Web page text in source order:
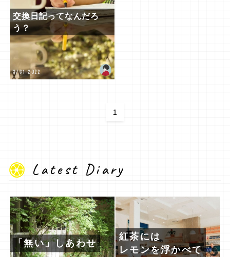
交換日記ってなんだろ
う？
3/31 2022
1
Latest Diary
「無い」しあわせ
紅茶には
レモンを浮かべて